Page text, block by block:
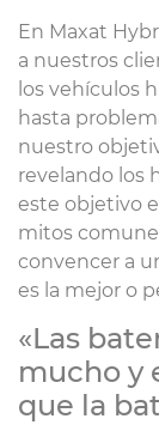
En Maxat
a nuestros
los vehículos
hasta
nuestro
revelando los
este objetivo
mitos
convencer a
es la mejor o
«Las
mucho y
que la